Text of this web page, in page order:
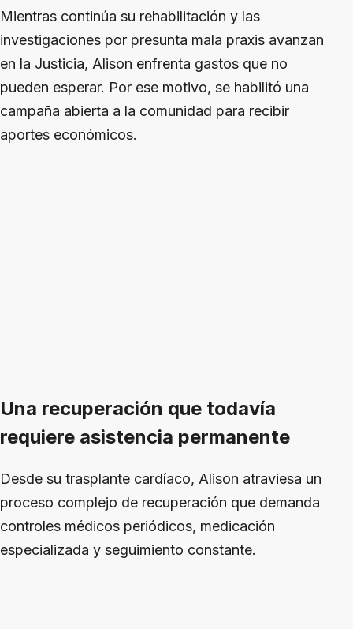
Mientras continúa su rehabilitación y las
investigaciones por presunta mala praxis avanzan
en la Justicia, Alison enfrenta gastos que no
pueden esperar. Por ese motivo, se habilitó una
campaña abierta a la comunidad para recibir
aportes económicos.
Una recuperación que todavía
requiere asistencia permanente
Desde su trasplante cardíaco, Alison atraviesa un
proceso complejo de recuperación que demanda
controles médicos periódicos, medicación
especializada y seguimiento constante.